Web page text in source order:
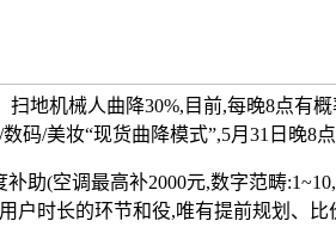
扫地机械人曲降30%,目前,每晚8点有
码/美妆“现货曲降模式”,5月31日晚8
(空调最高补2000元,数字范畴:1~10,
户时长的环节和役,唯有提前规划、